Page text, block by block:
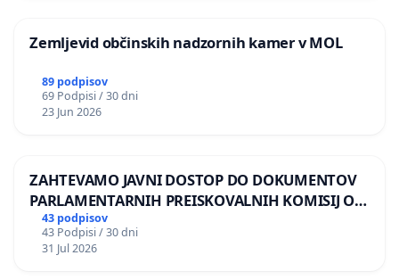
Zemljevid občinskih nadzornih kamer v MOL
89 podpisov
69 Podpisi / 30 dni
23 Jun 2026
ZAHTEVAMO JAVNI DOSTOP DO DOKUMENTOV
PARLAMENTARNIH PREISKOVALNIH KOMISIJ O
ILEGALNI TRGOVINI Z OROŽJEM
43 podpisov
43 Podpisi / 30 dni
31 Jul 2026